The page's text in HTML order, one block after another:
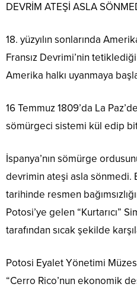
DEVRİM ATEŞİ ASLA
18. yüzyılın sonlarında
Fransız Devrimi’nin
Amerika halkı uyanmaya
16 Temmuz 1809’da La
sömürgeci sistemi kül edip
İspanya’nın sömürge
devrimin ateşi asla sönmedi.
tarihinde resmen
Potosi’ye gelen “Kurtarıcı”
tarafından sıcak şekilde
Potosi Eyalet Yönetimi
“Cerro Rico’nun ekonomik